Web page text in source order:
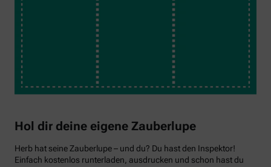
Hol dir deine eigene Zauberlupe
Herb hat seine Zauberlupe – und du? Du hast den Inspektor!
Einfach kostenlos runterladen, ausdrucken und schon hast du